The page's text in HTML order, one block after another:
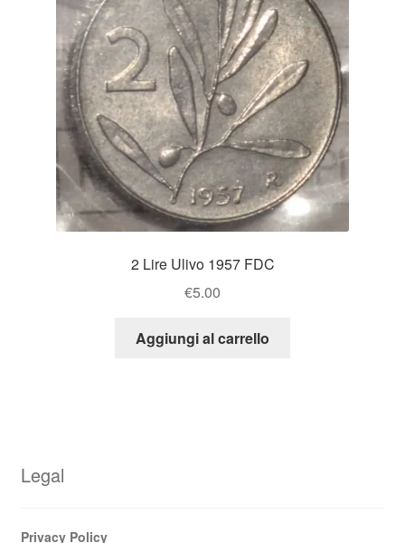
2 Lire Ulivo 1957 FDC
€5.00
Aggiungi al carrello
Legal
Privacy Policy